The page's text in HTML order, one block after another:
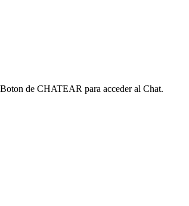
de CHATEAR para acceder al Chat.